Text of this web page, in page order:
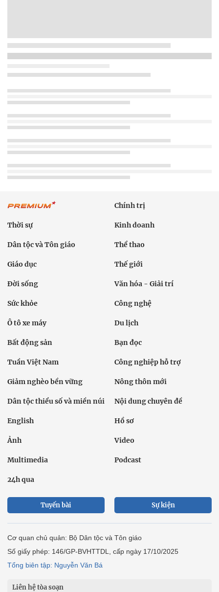
Chính trị
Thời sự Kinh doanh
Dân tộc và Tôn giáo Thể thao
Giáo dục Thế giới
Đời sống Văn hóa - Giải trí
Sức khỏe Công nghệ
Ô tô xe máy Du lịch
Bất động sản Bạn đọc
Tuần Việt Nam Công nghiệp hỗ trợ
Giảm nghèo bền vững Nông thôn mới
Dân tộc thiểu số và miền núi Nội dung chuyên đề
English Hồ sơ
Ảnh Video
Multimedia Podcast
24h qua
Tuyến bài Sự kiện
Cơ quan chủ quản: Bộ Dân tộc và Tôn giáo
Số giấy phép: 146/GP-BVHTTDL, cấp ngày 17/10/2025
Tổng biên tập: Nguyễn Văn Bá
Liên hệ tòa soạn